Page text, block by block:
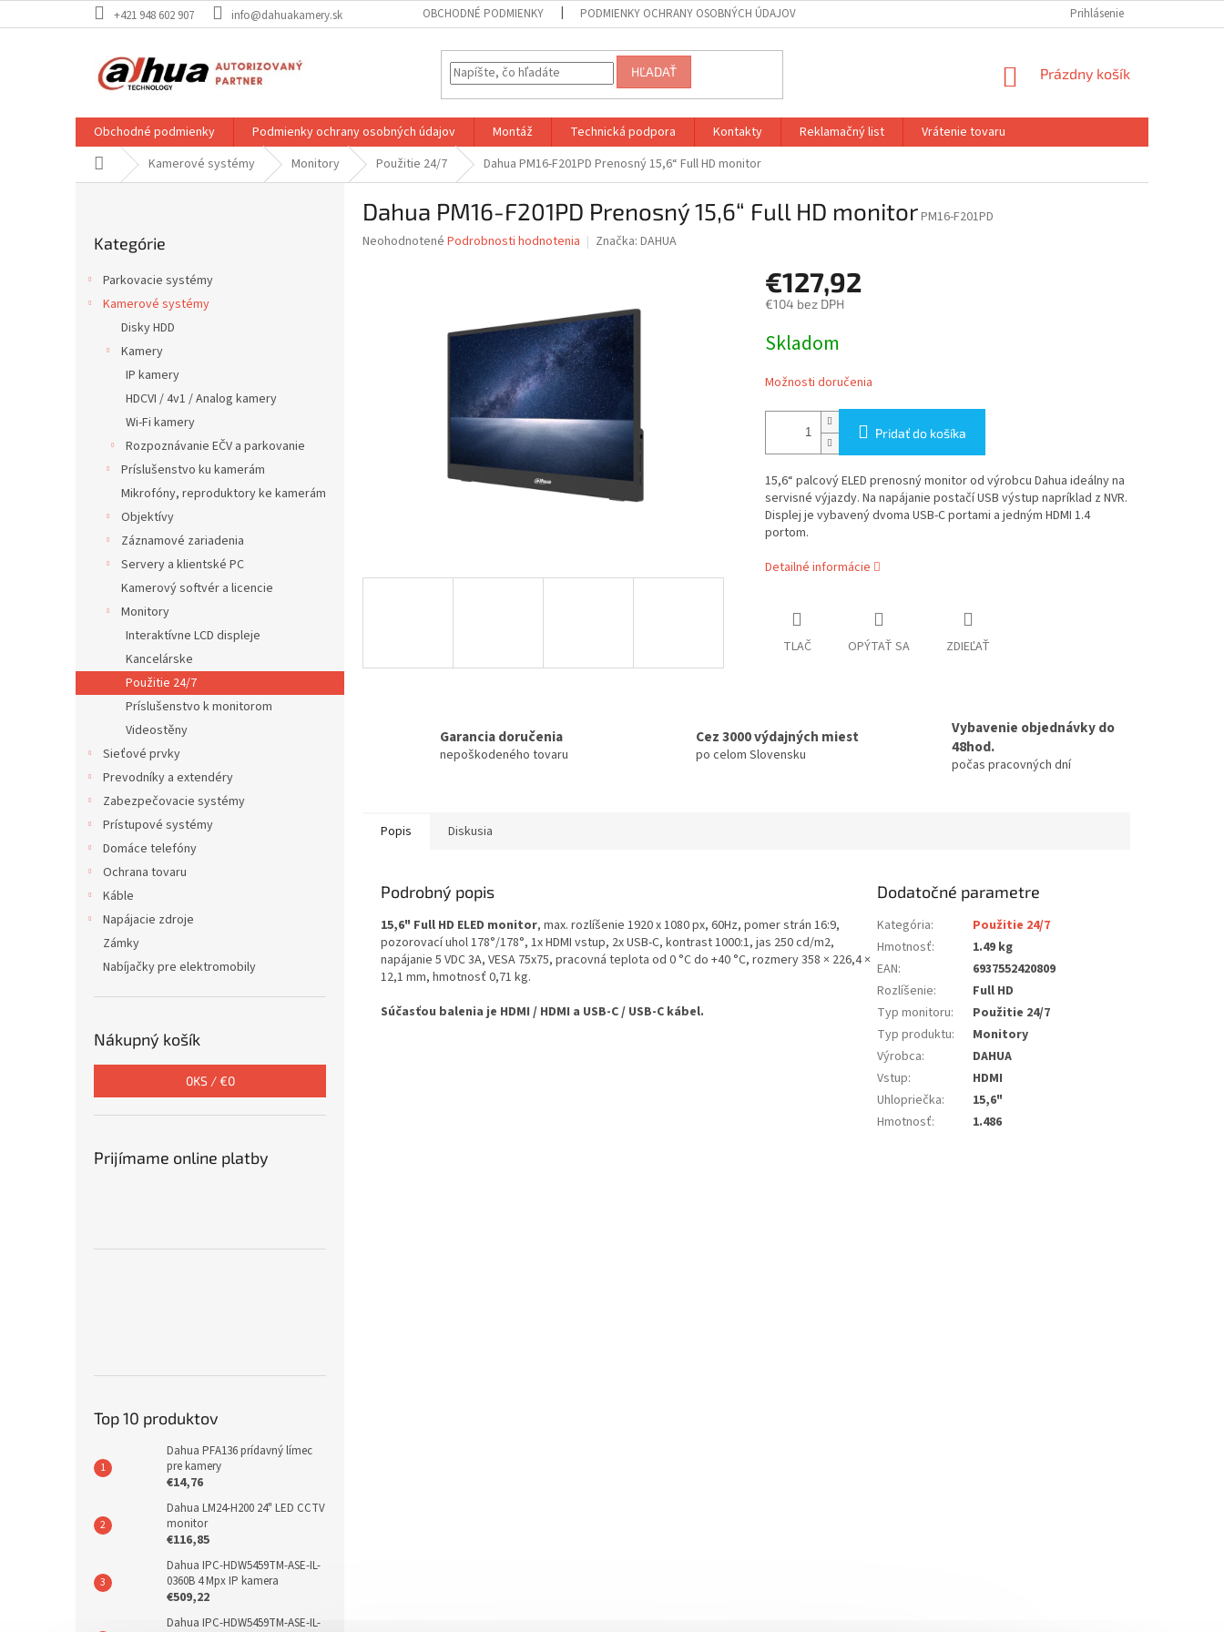
na
+421 948 602 907 info@dahuakamery.sk OBCHODNÉ PODMIENKY PODMIENKY OCHRANY OSOBNÝCH ÚDAJOV Prihlásenie
HĽADAŤ
NÁKUPNÝ
Prázdny košík
Obchodné podmienky Podmienky ochrany osobných údajov Montáž Technická podpora Kontakty Reklamačný list
Vrátenie tovaru
DomovKamerové systémy Monitory Použitie 24/7 Dahua PM16-F201PD Prenosný 15,6“ Full HD monitor
kategórie
Kategórie
Parkovacie systémy
Kamerové systémy
Disky HDD
Kamery
IP kamery
HDCVI / 4v1 / Analog kamery
Wi-Fi kamery
Rozpoznávanie EČV a parkovanie
Príslušenstvo ku kamerám
Mikrofóny, reproduktory ke kamerám
Objektívy
Záznamové zariadenia
Servery a klientské PC
Kamerový softvér a licencie
Monitory
Interaktívne LCD displeje
Kancelárske
Použitie 24/7
Príslušenstvo k monitorom
Videostěny
Sieťové prvky
Prevodníky a extendéry
Zabezpečovacie systémy
Prístupové systémy
Domáce telefóny
Ochrana tovaru
Káble
Napájacie zdroje
Zámky
Nabíjačky pre elektromobily
Nákupný košík
0KS /€0
Prijímame online platby
Top 10 produktov
Dahua PFA136 prídavný límec
pre kamery
€14,76
Dahua LM24-H200 24" LED CCTV
monitor
€116,85
Dahua IPC-HDW5459TM-ASE-IL-
0360B 4 Mpx IP kamera
€509,22
Dahua IPC-HDW5459TM-ASE-IL-
Dahua PM16-F201PD Prenosný 15,6“ Full HD monitorPM16-F201PD
Priemerné
Neohodnotené Podrobnosti hodnotenia Značka: DAHUA
€127,92
€104 bez DPH
cena:
Skladom
Možnosti doručenia
Pridať do košíka
15,6“ palcový ELED prenosný monitor od výrobcu Dahua ideálny na
servisné výjazdy. Na napájanie postačí USB výstup napríklad z NVR.
Displej je vybavený dvoma USB-C portami a jedným HDMI 1.4
portom.
Detailné informácie
TLAČ OPÝTAŤ SA ZDIEĽAŤ
Garancia doručenia
nepoškodeného tovaru
Cez 3000 výdajných miest
po celom Slovensku
Vybavenie objednávky do
48hod.
počas pracovných dní
Popis Diskusia
Podrobný popis
15,6" Full HD ELED monitor, max. rozlíšenie 1920 x 1080 px, 60Hz, pomer strán 16:9,
pozorovací uhol 178°/178°, 1x HDMI vstup, 2x USB-C, kontrast 1000:1, jas 250 cd/m2,
napájanie 5 VDC 3A, VESA 75x75, pracovná teplota od 0 °C do +40 °C, rozmery 358 × 226,4 ×
12,1 mm, hmotnosť 0,71 kg.
Súčasťou balenia je HDMI / HDMI a USB-C / USB-C kábel.
Dodatočné parametre
Kategória:
Použitie 24/7
Hmotnosť:
1.49 kg
EAN:
6937552420809
Rozlíšenie:
Full HD
Typ monitoru:
Použitie 24/7
Typ produktu:
Monitory
Výrobca:
DAHUA
Vstup:
HDMI
Uhlopriečka:
15,6"
Hmotnosť: 1.486